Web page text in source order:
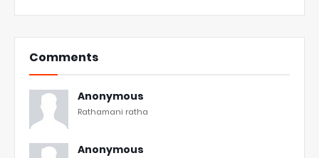
Comments
Anonymous
Rathamani ratha
Anonymous